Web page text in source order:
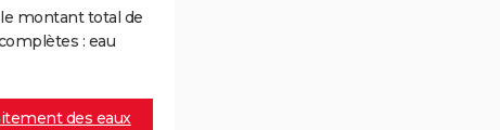
montant total de
: eau
des eaux